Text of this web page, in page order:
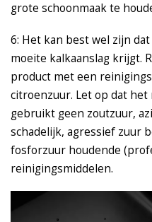
grote schoonmaak te
6: Het kan best wel zijn
moeite kalkaanslag krijgt.
product met een
citroenzuur. Let op dat
gebruikt geen zoutzuur,
schadelijk, agressief zuur
fosforzuur houdende
reinigingsmiddelen.